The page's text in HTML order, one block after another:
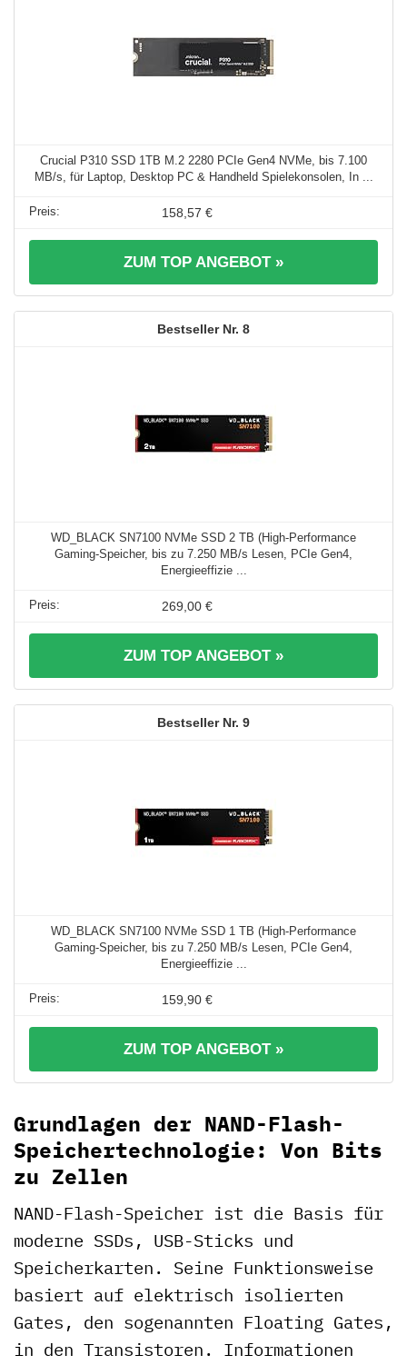
Crucial P310 SSD 1TB M.2 2280 PCIe Gen4 NVMe, bis 7.100
MB/s, für Laptop, Desktop PC & Handheld Spielekonsolen, In ...
158,57 €
ZUM TOP ANGEBOT »
8
WD_BLACK SN7100 NVMe SSD 2 TB (High-Performance
Gaming-Speicher, bis zu 7.250 MB/s Lesen, PCIe Gen4,
Energieeffizie ...
269,00 €
ZUM TOP ANGEBOT »
9
WD_BLACK SN7100 NVMe SSD 1 TB (High-Performance
Gaming-Speicher, bis zu 7.250 MB/s Lesen, PCIe Gen4,
Energieeffizie ...
159,90 €
ZUM TOP ANGEBOT »
Grundlagen der NAND-Flash-
Speichertechnologie: Von Bits
zu Zellen
NAND-Flash-Speicher ist die Basis für
moderne SSDs, USB-Sticks und
Speicherkarten. Seine Funktionsweise
basiert auf elektrisch isolierten
Gates, den sogenannten Floating Gates,
in den Transistoren. Informationen